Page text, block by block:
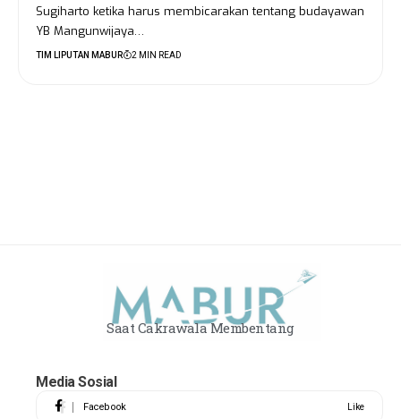
Sugiharto ketika harus membicarakan tentang budayawan
YB Mangunwijaya…
TIM LIPUTAN MABUR 2 MIN READ
Saat Cakrawala Membentang
Media Sosial
Facebook Like